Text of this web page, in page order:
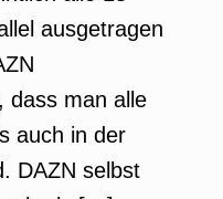
ausgetragen
dass man alle
auch in der
DAZN selbst